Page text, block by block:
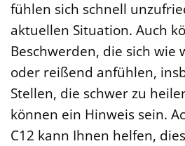
fühlen sich schnell
aktuellen Situation. Auch
Beschwerden, die sich wie
oder reißend anfühlen,
Stellen, die schwer zu
können ein Hinweis sein.
C12 kann Ihnen helfen,